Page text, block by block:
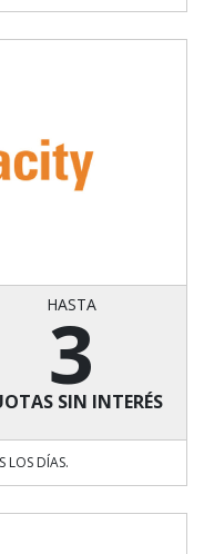
HASTA
3
SIN INTERÉS
LOS DÍAS.